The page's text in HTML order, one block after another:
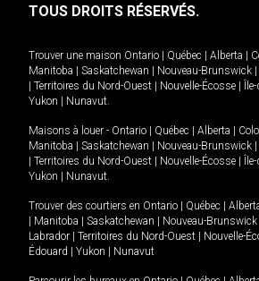
TOUS DROITS RÉSERVÉS.
Trouver une maison Ontario Québec Alberta
Manitoba
Saskatchewan Nouveau-Brunswick
Territoires du Nord-Ouest Nouvelle-Écosse
Yukon
Nunavut.
Maisons à louer - Ontario Québec Alberta
Manitoba
Saskatchewan Nouveau-Brunswick
Territoires du Nord-Ouest Nouvelle-Écosse
Yukon
Nunavut.
Trouver des courtiers en Ontario Québec
Manitoba Saskatchewan Nouveau-Brunswick
Labrador
Territoires du Nord-Ouest Nouvelle-
Édouard
Yukon Nunavut